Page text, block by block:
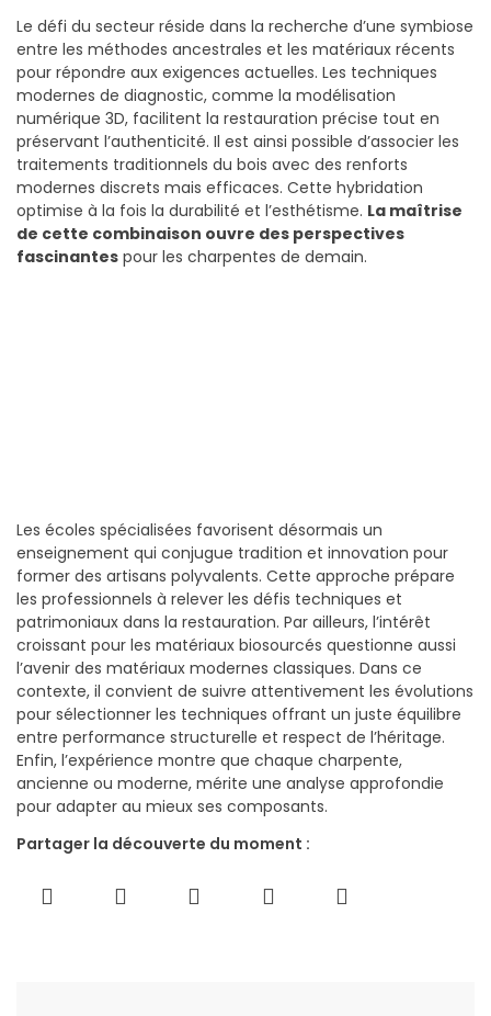
Le défi du secteur réside dans la recherche d’une symbiose
entre les méthodes ancestrales et les matériaux récents
pour répondre aux exigences actuelles. Les techniques
modernes de diagnostic, comme la modélisation
numérique 3D, facilitent la restauration précise tout en
préservant l’authenticité. Il est ainsi possible d’associer les
traitements traditionnels du bois avec des renforts
modernes discrets mais efficaces. Cette hybridation
optimise à la fois la durabilité et l’esthétisme. La maîtrise
de cette combinaison ouvre des perspectives
fascinantes pour les charpentes de demain.
Les écoles spécialisées favorisent désormais un
enseignement qui conjugue tradition et innovation pour
former des artisans polyvalents. Cette approche prépare
les professionnels à relever les défis techniques et
patrimoniaux dans la restauration. Par ailleurs, l’intérêt
croissant pour les matériaux biosourcés questionne aussi
l’avenir des matériaux modernes classiques. Dans ce
contexte, il convient de suivre attentivement les évolutions
pour sélectionner les techniques offrant un juste équilibre
entre performance structurelle et respect de l’héritage.
Enfin, l’expérience montre que chaque charpente,
ancienne ou moderne, mérite une analyse approfondie
pour adapter au mieux ses composants.
Partager la découverte du moment :